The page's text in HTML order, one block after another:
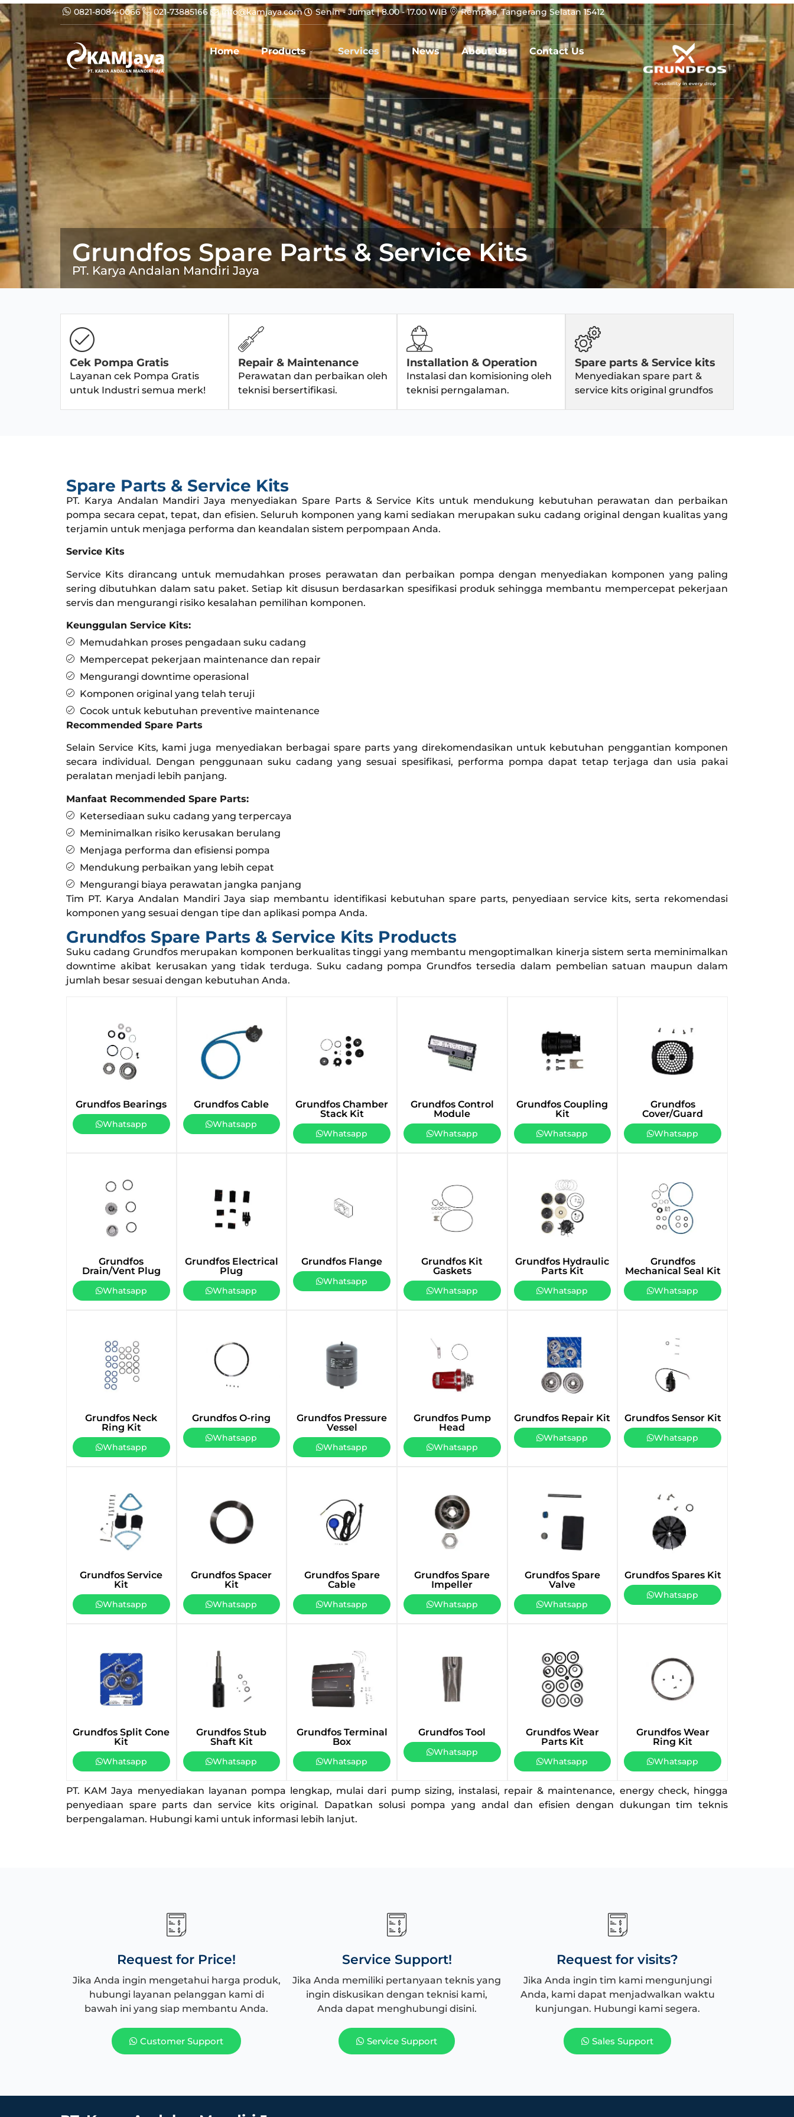
0821-8084-0066 021-73885166 info@kamjaya.com Senin - Jumat | 8.00 - 17.00 WIB Rempoa, Tangerang Selatan 15412
Home Products Services News About Us Contact Us
Grundfos Spare Parts & Service Kits
PT. Karya Andalan Mandiri Jaya
Cek Pompa Gratis
Layanan cek Pompa Gratis
untuk Industri semua merk!
Repair & Maintenance
Perawatan dan perbaikan oleh
teknisi bersertifikasi.
Installation & Operation
Instalasi dan komisioning oleh
teknisi perngalaman.
Spare parts & Service kits
Menyediakan spare part &
service kits original grundfos
Spare Parts & Service Kits
PT. Karya Andalan Mandiri Jaya menyediakan Spare Parts & Service Kits untuk mendukung kebutuhan perawatan dan perbaikan
pompa secara cepat, tepat, dan efisien. Seluruh komponen yang kami sediakan merupakan suku cadang original dengan kualitas yang
terjamin untuk menjaga performa dan keandalan sistem perpompaan Anda.
Service Kits
Service Kits dirancang untuk memudahkan proses perawatan dan perbaikan pompa dengan menyediakan komponen yang paling
sering dibutuhkan dalam satu paket. Setiap kit disusun berdasarkan spesifikasi produk sehingga membantu mempercepat pekerjaan
servis dan mengurangi risiko kesalahan pemilihan komponen.
Keunggulan Service Kits:
Memudahkan proses pengadaan suku cadang
Mempercepat pekerjaan maintenance dan repair
Mengurangi downtime operasional
Komponen original yang telah teruji
Cocok untuk kebutuhan preventive maintenance
Recommended Spare Parts
Selain Service Kits, kami juga menyediakan berbagai spare parts yang direkomendasikan untuk kebutuhan penggantian komponen
secara individual. Dengan penggunaan suku cadang yang sesuai spesifikasi, performa pompa dapat tetap terjaga dan usia pakai
peralatan menjadi lebih panjang.
Manfaat Recommended Spare Parts:
Ketersediaan suku cadang yang terpercaya
Meminimalkan risiko kerusakan berulang
Menjaga performa dan efisiensi pompa
Mendukung perbaikan yang lebih cepat
Mengurangi biaya perawatan jangka panjang
Tim PT. Karya Andalan Mandiri Jaya siap membantu identifikasi kebutuhan spare parts, penyediaan service kits, serta rekomendasi
komponen yang sesuai dengan tipe dan aplikasi pompa Anda.
Grundfos Spare Parts & Service Kits Products
Suku cadang Grundfos merupakan komponen berkualitas tinggi yang membantu mengoptimalkan kinerja sistem serta meminimalkan
downtime akibat kerusakan yang tidak terduga. Suku cadang pompa Grundfos tersedia dalam pembelian satuan maupun dalam
jumlah besar sesuai dengan kebutuhan Anda.
Grundfos Bearings
Whatsapp
Grundfos Cable
Whatsapp
Grundfos Chamber
Stack Kit
Whatsapp
Grundfos Control
Module
Whatsapp
Grundfos Coupling
Kit
Whatsapp
Grundfos
Cover/Guard
Whatsapp
Grundfos
Drain/Vent Plug
Whatsapp
Grundfos Electrical
Plug
Whatsapp
Grundfos Flange
Whatsapp
Grundfos Kit
Gaskets
Whatsapp
Grundfos Hydraulic
Parts Kit
Whatsapp
Grundfos
Mechanical Seal Kit
Whatsapp
Grundfos Neck
Ring Kit
Whatsapp
Grundfos O-ring
Whatsapp
Grundfos Pressure
Vessel
Whatsapp
Grundfos Pump
Head
Whatsapp
Grundfos Repair Kit
Whatsapp
Grundfos Sensor Kit
Whatsapp
Grundfos Service
Kit
Whatsapp
Grundfos Spacer
Kit
Whatsapp
Grundfos Spare
Cable
Whatsapp
Grundfos Spare
Impeller
Whatsapp
Grundfos Spare
Valve
Whatsapp
Grundfos Spares Kit
Whatsapp
Grundfos Split Cone
Kit
Whatsapp
Grundfos Stub
Shaft Kit
Whatsapp
Grundfos Terminal
Box
Whatsapp
Grundfos Tool
Whatsapp
Grundfos Wear
Parts Kit
Whatsapp
Grundfos Wear
Ring Kit
Whatsapp
PT. KAM Jaya menyediakan layanan pompa lengkap, mulai dari pump sizing, instalasi, repair & maintenance, energy check, hingga
penyediaan spare parts dan service kits original. Dapatkan solusi pompa yang andal dan efisien dengan dukungan tim teknis
berpengalaman. Hubungi kami untuk informasi lebih lanjut.
Request for Price!
Jika Anda ingin mengetahui harga produk,
hubungi layanan pelanggan kami di
bawah ini yang siap membantu Anda.
Customer Support
Service Support!
Jika Anda memiliki pertanyaan teknis yang
ingin diskusikan dengan teknisi kami,
Anda dapat menghubungi disini.
Service Support
Request for visits?
Jika Anda ingin tim kami mengunjungi
Anda, kami dapat menjadwalkan waktu
kunjungan. Hubungi kami segera.
Sales Support